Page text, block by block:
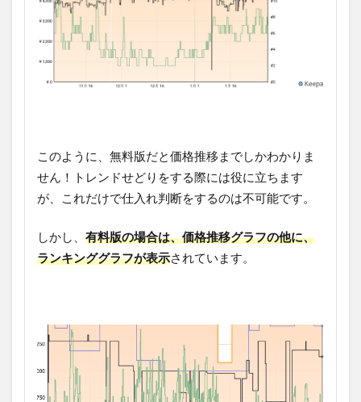
このように、無料版だと価格推移までしかわかりま
せん！トレンドせどりをする際には役に立ちます
が、これだけで仕入れ判断をするのは不可能です。
しかし、 有料版の場合は、価格推移グラフの他に、
ランキンググラフが表示されています。